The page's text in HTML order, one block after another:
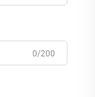
0/200